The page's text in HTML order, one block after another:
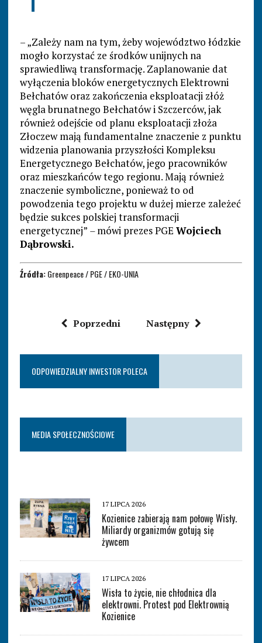
– „Zależy nam na tym, żeby województwo łódzkie
mogło korzystać ze środków unijnych na
sprawiedliwą transformację. Zaplanowanie dat
wyłączenia bloków energetycznych Elektrowni
Bełchatów oraz zakończenia eksploatacji złóż
węgla brunatnego Bełchatów i Szczerców, jak
również odejście od planu eksploatacji złoża
Złoczew mają fundamentalne znaczenie z punktu
widzenia planowania przyszłości Kompleksu
Energetycznego Bełchatów, jego pracowników
oraz mieszkańców tego regionu. Mają również
znaczenie symboliczne, ponieważ to od
powodzenia tego projektu w dużej mierze zależeć
będzie sukces polskiej transformacji
energetycznej” –mówi prezes PGE Wojciech
Dąbrowski.
Źródła:Greenpeace / PGE / EKO-UNIA
Poprzedni Następny
ODPOWIEDZIALNY INWESTOR POLECA
MEDIA SPOŁECZNOŚCIOWE
17 LIPCA 2026
Kozienice zabierają nam połowę Wisły.
Miliardy organizmów gotują się
żywcem
17 LIPCA 2026
Wisła to życie, nie chłodnica dla
elektrowni. Protest pod Elektrownią
Kozienice